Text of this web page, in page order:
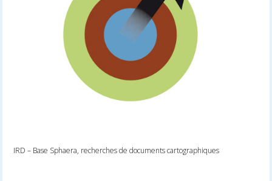
IRD – Base Sphaera, recherches de documents cartographiques